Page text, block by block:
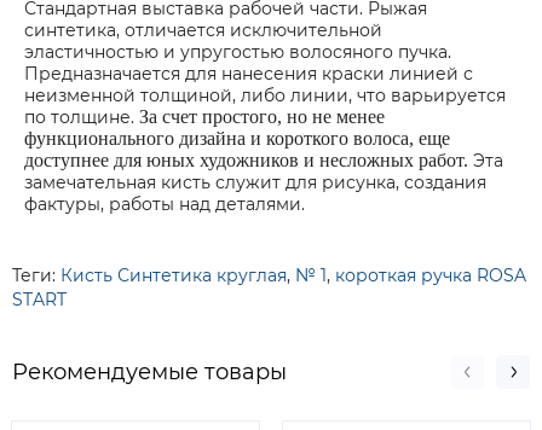
Стандартная выставка рабочей части. Рыжая
синтетика, отличается исключительной
эластичностью и упругостью волосяного пучка.
Предназначается для нанесения краски линией с
неизменной толщиной, либо линии, что варьируется
по толщине. За счет простого, но не менее
функционального дизайна и короткого волоса, еще
доступнее для юных художников и несложных работ. Эта
замечательная кисть служит для рисунка, создания
фактуры, работы над деталями.
Теги: Кисть Синтетика круглая, № 1, короткая ручка ROSA
START
Рекомендуемые товары